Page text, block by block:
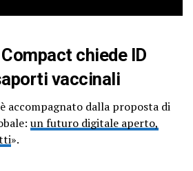
chiede ID
vaccinali
accompagnato dalla proposta di
un futuro digitale aperto,
».